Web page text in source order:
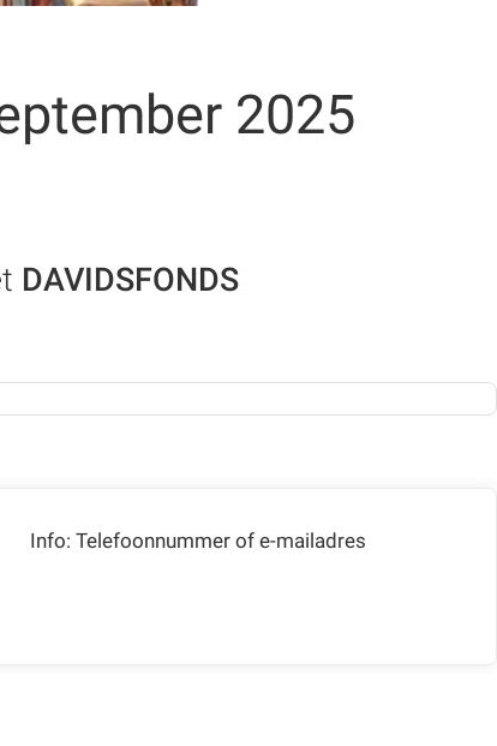
2025
DAVIDSFONDS
Info: Telefoonnummer of e-mailadres